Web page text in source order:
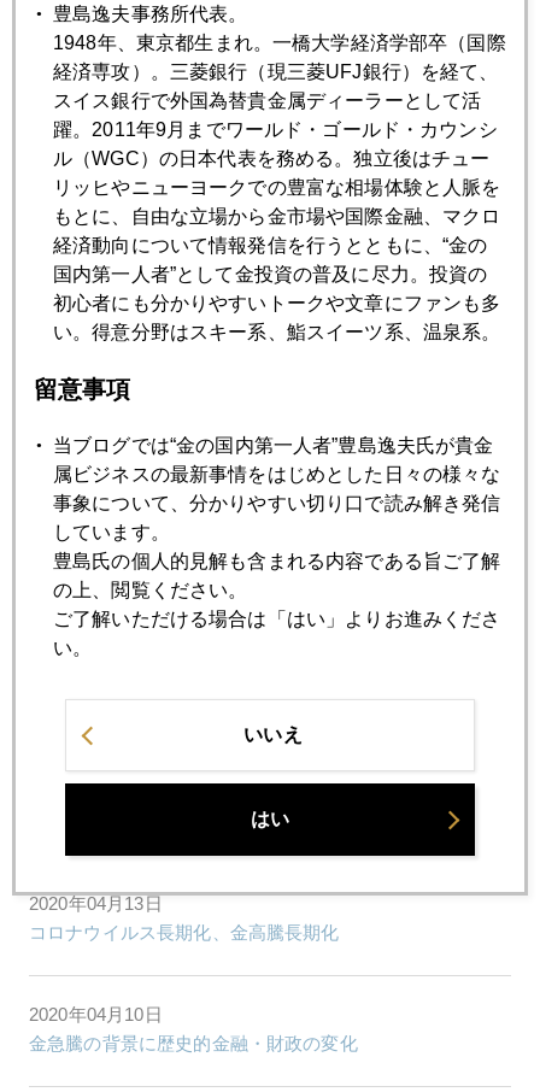
2020年04月27日
日銀、追加緩和、将来インフレの道、まっしぐら
2020年04月23日
コロナ禍、不動産から金への乗り換え現象
2020年04月22日
マイナス価格の背景、原油市場が抱える構造問題とは
2020年04月21日
原油がマイナス価格って、どういうこと？
2020年04月20日
綿棒が足りない
2020年04月16日
未曽有の経済統計に揺れるＮＹ市場
2020年04月13日
コロナウイルス長期化、金高騰長期化
2020年04月10日
金急騰の背景に歴史的金融・財政の変化
豊島逸夫事務所代表。
1948年、東京都生まれ。一橋大学経済学部卒（国際
経済専攻）。三菱銀行（現三菱UFJ銀行）を経て、
スイス銀行で外国為替貴金属ディーラーとして活
躍。2011年9月までワールド・ゴールド・カウンシ
ル（WGC）の日本代表を務める。独立後はチュー
リッヒやニューヨークでの豊富な相場体験と人脈を
もとに、自由な立場から金市場や国際金融、マクロ
経済動向について情報発信を行うとともに、“金の
国内第一人者”として金投資の普及に尽力。投資の
初心者にも分かりやすいトークや文章にファンも多
い。得意分野はスキー系、鮨スイーツ系、温泉系。
留意事項
当ブログでは“金の国内第一人者”豊島逸夫氏が貴金
属ビジネスの最新事情をはじめとした日々の様々な
事象について、分かりやすい切り口で読み解き発信
しています。
豊島氏の個人的見解も含まれる内容である旨ご了解
の上、閲覧ください。
ご了解いただける場合は「はい」よりお進みくださ
い。
いいえ
はい